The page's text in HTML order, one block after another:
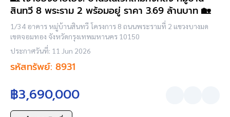
สินทวี 8 พระราม 2 พร้อมอยู่ ราคา 3.69 ล้านบาท 🏡
1/34 อาคาร หมู่บ้านสินทวี โครงการ 8 ถนนพระรามที่ 2 แขวงบางมด
เขตจอมทอง จังหวัดกรุงเทพมหานคร 10150
ประกาศวันที่: 11 Jun 2026
รหัสทรัพย์: 8931
฿3,690,000